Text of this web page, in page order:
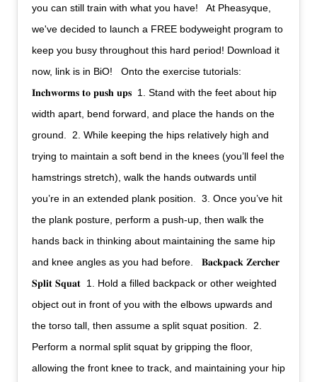
you can still train with what you have! ⁣ ⁣ At Pheasyque,
we've decided to launch a FREE bodyweight program to
keep you busy throughout this hard period! Download it
now, link is in BiO! ⁣ ⁣ Onto the exercise tutorials: ⁣ ⁣
𝐈𝐧𝐜𝐡𝐰𝐨𝐫𝐦𝐬 𝐭𝐨 𝐩𝐮𝐬𝐡 𝐮𝐩𝐬⁣ ⁣ 1. Stand with the feet about hip
width apart, bend forward, and place the hands on the
ground.⁣ ⁣ 2. While keeping the hips relatively high and
trying to maintain a soft bend in the knees (you’ll feel the
hamstrings stretch), walk the hands outwards until
you’re in an extended plank position.⁣ ⁣ 3. Once you’ve hit
the plank posture, perform a push-up, then walk the
hands back in thinking about maintaining the same hip
and knee angles as you had before.⁣ ⁣ ⁣ 𝐁𝐚𝐜𝐤𝐩𝐚𝐜𝐤 𝐙𝐞𝐫𝐜𝐡𝐞𝐫
𝐒𝐩𝐥𝐢𝐭 𝐒𝐪𝐮𝐚𝐭⁣ ⁣ 1. Hold a filled backpack or other weighted
object out in front of you with the elbows upwards and
the torso tall, then assume a split squat position.⁣ ⁣ 2.
Perform a normal split squat by gripping the floor,
allowing the front knee to track, and maintaining your hip